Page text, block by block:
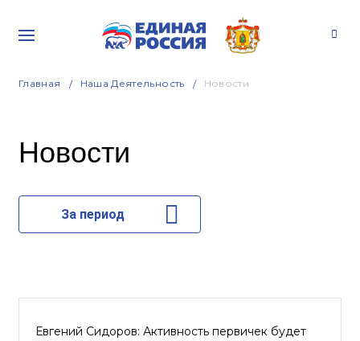
Главная Наша Деятельность Новости
Новости
За период
Евгений Сидоров: Активность первичек будет